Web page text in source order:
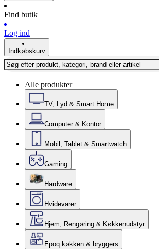
Find butik
Log ind
Indkøbskurv
Alle produkter
TV, Lyd & Smart Home
Computer & Kontor
Mobil, Tablet & Smartwatch
Gaming
Hardware
Hvidevarer
Hjem, Rengøring & Køkkenudstyr
Epoq køkken & bryggers